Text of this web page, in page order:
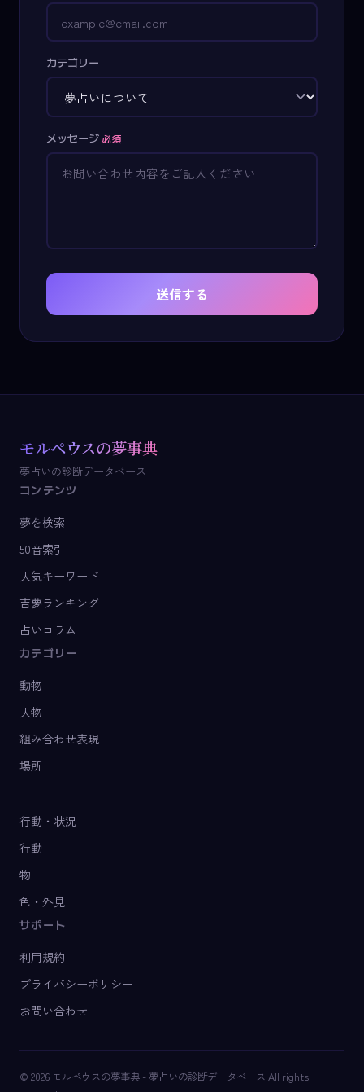
カテゴリー
メッセージ 必須
送信する
モルペウスの夢事典
夢占いの診断データベース
コンテンツ
夢を検索
50音索引
人気キーワード
吉夢ランキング
占いコラム
カテゴリー
動物
人物
組み合わせ表現
場所
行動・状況
行動
物
色・外見
サポート
利用規約
プライバシーポリシー
お問い合わせ
© 2026 モルペウスの夢事典 - 夢占いの診断データベース All rights